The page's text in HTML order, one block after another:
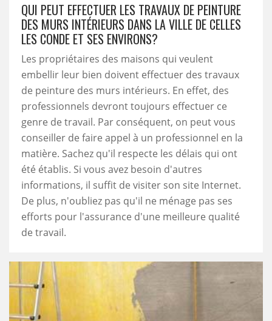
QUI PEUT EFFECTUER LES TRAVAUX DE PEINTURE
DES MURS INTÉRIEURS DANS LA VILLE DE CELLES
LES CONDE ET SES ENVIRONS?
Les propriétaires des maisons qui veulent
embellir leur bien doivent effectuer des travaux
de peinture des murs intérieurs. En effet, des
professionnels devront toujours effectuer ce
genre de travail. Par conséquent, on peut vous
conseiller de faire appel à un professionnel en la
matière. Sachez qu'il respecte les délais qui ont
été établis. Si vous avez besoin d'autres
informations, il suffit de visiter son site Internet.
De plus, n'oubliez pas qu'il ne ménage pas ses
efforts pour l'assurance d'une meilleure qualité
de travail.